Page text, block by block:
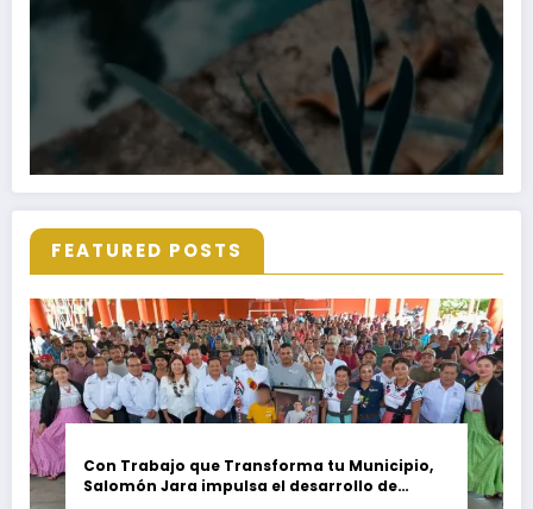
FEATURED POSTS
Con Trabajo que Transforma tu Municipio,
Salomón Jara impulsa el desarrollo de